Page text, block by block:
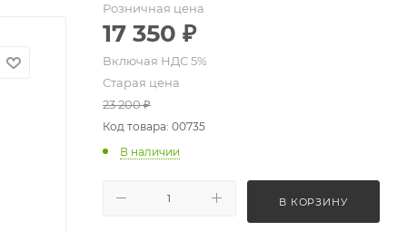
Розничная цена
17 350 ₽
Старая цена
23 200₽
Код товара: 00735
В наличии
В КОРЗИНУ